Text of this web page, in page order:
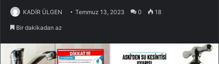
KADİR ÜLGEN Temmuz 13, 2023 0 18
Bir dakikadan az